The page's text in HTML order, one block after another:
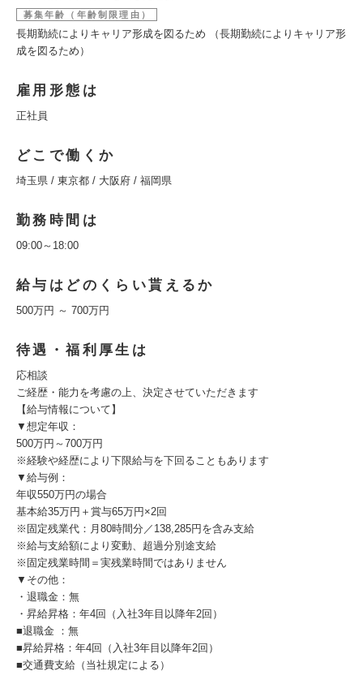
募集年齢（年齢制限理由）
長期勤続によりキャリア形成を図るため （長期勤続によりキャリア形
成を図るため）
雇用形態は
正社員
どこで働くか
埼玉県 / 東京都 / 大阪府 / 福岡県
勤務時間は
09:00～18:00
給与はどのくらい貰えるか
500万円 ～ 700万円
待遇・福利厚生は
応相談
ご経歴・能力を考慮の上、決定させていただきます
【給与情報について】
▼想定年収：
500万円～700万円
※経験や経歴により下限給与を下回ることもあります
▼給与例：
年収550万円の場合
基本給35万円＋賞与65万円×2回
※固定残業代：月80時間分／138,285円を含み支給
※給与支給額により変動、超過分別途支給
※固定残業時間＝実残業時間ではありません
▼その他：
・退職金：無
・昇給昇格：年4回（入社3年目以降年2回）
■退職金 ：無
■昇給昇格：年4回（入社3年目以降年2回）
■交通費支給（当社規定による）